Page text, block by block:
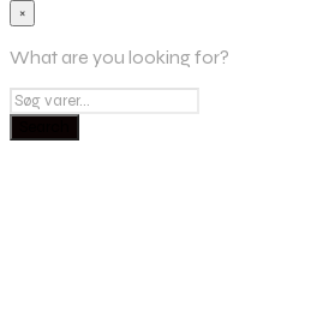
×
What are you looking for?